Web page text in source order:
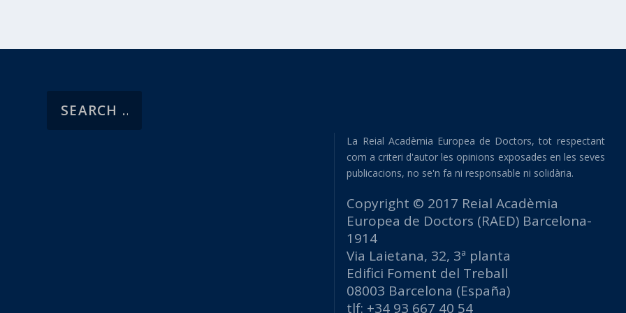
La Reial Acadèmia Europea de Doctors, tot respectant
com a criteri d'autor les opinions exposades en les seves
publicacions, no se'n fa ni responsable ni solidària.
Copyright © 2017 Reial Acadèmia
Europea de Doctors (RAED) Barcelona-
1914
Via Laietana, 32, 3ª planta
Edifici Foment del Treball
08003 Barcelona (España)
tlf: +34 93 667 40 54